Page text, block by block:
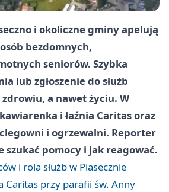
i okoliczne gminy apelują
bezdomnych,
seniorów. Szybka
lub zgłoszenie do służb
a nawet życiu. W
i łaźnia Caritas oraz
i ogrzewalni. Reporter
szukać pomocy i jak reagować.
i rola służb w Piasecznie
Caritas przy parafii św. Anny